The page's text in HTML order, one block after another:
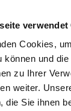
verwendet
Cookies,
können und
zu Ihrer
weiter.
die Sie ihnen